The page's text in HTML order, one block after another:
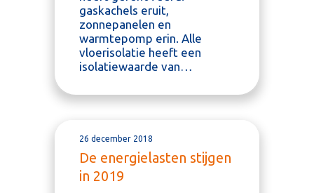
gaskachels eruit,
zonnepanelen en
warmtepomp erin. Alle
vloerisolatie heeft een
isolatiewaarde van…
26 december 2018
De energielasten stijgen
in 2019